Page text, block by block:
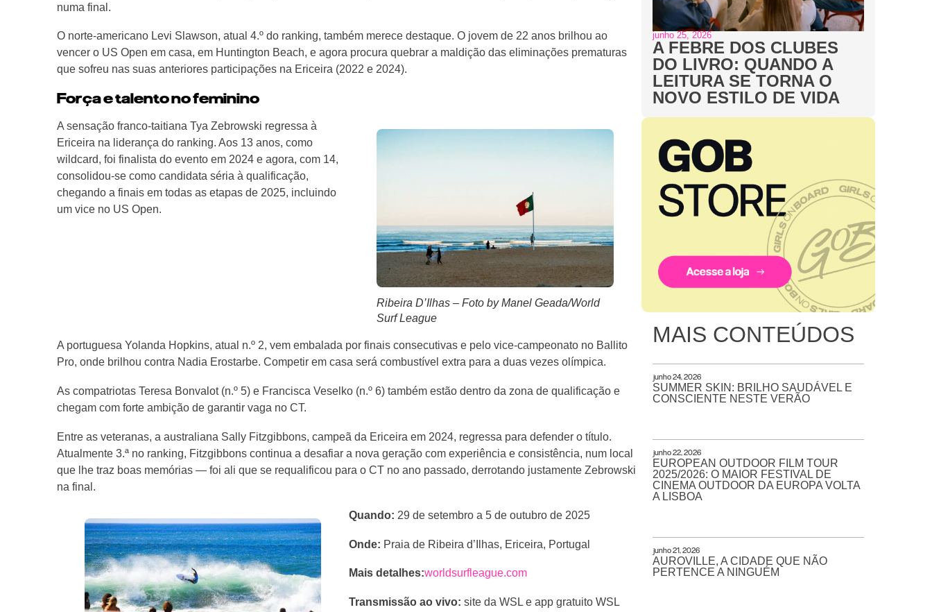
numa final.
O norte-americano Levi Slawson, atual 4.º do ranking, também merece destaque. O jovem de 22 anos brilhou ao
vencer o US Open em casa, em Huntington Beach, e agora procura quebrar a maldição das eliminações prematuras
que sofreu nas suas anteriores participações na Ericeira (2022 e 2024).
Força e talento no feminino
A sensação franco-taitiana Tya Zebrowski regressa à
Ericeira na liderança do ranking. Aos 13 anos, como
wildcard, foi finalista do evento em 2024 e agora, com 14,
consolidou-se como candidata séria à qualificação,
chegando a finais em todas as etapas de 2025, incluindo
um vice no US Open.
Ribeira D’Ilhas – Foto by Manel Geada/World
Surf League
A portuguesa Yolanda Hopkins, atual n.º 2, vem embalada por finais consecutivas e pelo vice-campeonato no Ballito
Pro, onde brilhou contra Nadia Erostarbe. Competir em casa será combustível extra para a duas vezes olímpica.
As compatriotas Teresa Bonvalot (n.º 5) e Francisca Veselko (n.º 6) também estão dentro da zona de qualificação e
chegam com forte ambição de garantir vaga no CT.
Entre as veteranas, a australiana Sally Fitzgibbons, campeã da Ericeira em 2024, regressa para defender o título.
Atualmente 3.ª no ranking, Fitzgibbons continua a desafiar a nova geração com experiência e consistência, num local
que lhe traz boas memórias — foi ali que se requalificou para o CT no ano passado, derrotando justamente Zebrowski
na final.
Quando: 29 de setembro a 5 de outubro de 2025
Onde: Praia de Ribeira d’Ilhas, Ericeira, Portugal
Mais detalhes:worldsurfleague.com
Transmissão ao vivo: site da WSL e app gratuito WSL
junho 25, 2026
A FEBRE DOS CLUBES
DO LIVRO: QUANDO A
LEITURA SE TORNA O
NOVO ESTILO DE VIDA
MAIS CONTEÚDOS
junho 24, 2026
SUMMER SKIN: BRILHO SAUDÁVEL E
CONSCIENTE NESTE VERÃO
junho 22, 2026
EUROPEAN OUTDOOR FILM TOUR
2025/2026: O MAIOR FESTIVAL DE
CINEMA OUTDOOR DA EUROPA VOLTA
A LISBOA
junho 21, 2026
AUROVILLE, A CIDADE QUE NÃO
PERTENCE A NINGUÉM